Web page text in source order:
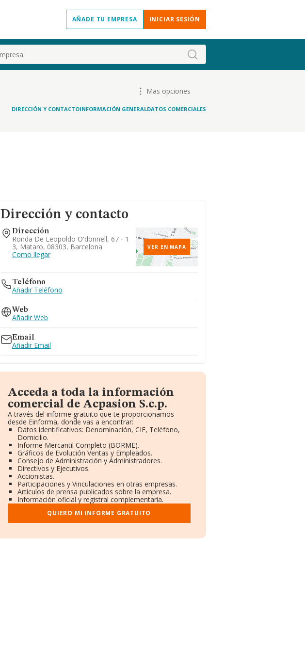
AÑADE TU EMPRESA INICIAR SESIÓN
Mas opciones
DIRECCIÓN Y CONTACTOINFORMACIÓN GENERALDATOS COMERCIALES
Dirección y contacto
Dirección
Ronda De Leopoldo O'donnell, 67 - 1
3, Mataro, 08303, Barcelona
Como llegar
VER EN MAPA
Teléfono
Añadir Teléfono
Web
Añadir Web
Email
Añadir Email
Acceda a toda la información
comercial de Acpasion S.c.p.
A través del informe gratuito que te proporcionamos
desde Einforma, donde vas a encontrar:
Datos identificativos: Denominación, CIF, Teléfono,
Domicilio.
Informe Mercantil Completo (BORME).
Gráficos de Evolución Ventas y Empleados.
Consejo de Administración y Administradores.
Directivos y Ejecutivos.
Accionistas.
Participaciones y Vinculaciones en otras empresas.
Artículos de prensa publicados sobre la empresa.
Información oficial y registral complementaria.
QUIERO MI INFORME GRATUITO